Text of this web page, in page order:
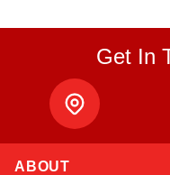
Get In
ABOUT